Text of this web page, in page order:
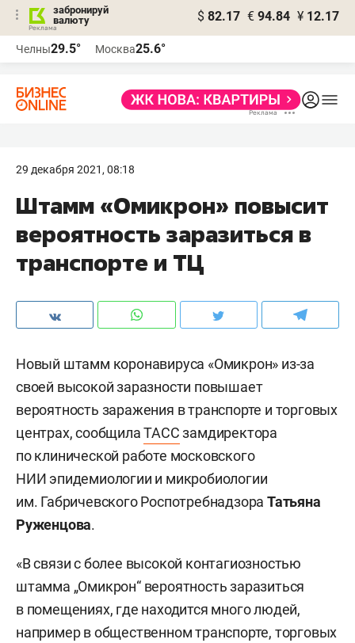
забронируй
валюту
$ 82.17 € 94.84 ¥ 12.17
Челны29.5° Москва25.6°
29 декабря 2021, 08:18
Штамм «Омикрон» повысит
вероятность заразиться в
транспорте и ТЦ
Новый штамм коронавируса «Омикрон» из-за
своей высокой заразности повышает
вероятность заражения в транспорте и торговых
центрах, сообщилаТАССзамдиректора
по клинической работе московского
НИИ эпидемиологии и микробиологии
им. Габричевского Роспотребнадзора Татьяна
Руженцова.
«В связи с более высокой контагиозностью
штамма „Омикрон“ вероятность заразиться
в помещениях, где находится много людей,
например в общественном транспорте, торговых